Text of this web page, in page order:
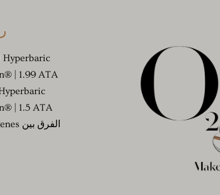
Hyperbaric
| 1.99 ATA
| 1.5 ATA
الفرق بين O2genes و O2genes